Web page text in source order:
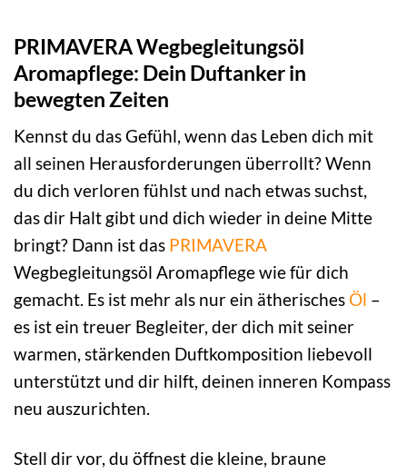
PRIMAVERA Wegbegleitungsöl
Aromapflege: Dein Duftanker in
bewegten Zeiten
Kennst du das Gefühl, wenn das Leben dich mit
all seinen Herausforderungen überrollt? Wenn
du dich verloren fühlst und nach etwas suchst,
das dir Halt gibt und dich wieder in deine Mitte
bringt? Dann ist das PRIMAVERA
Wegbegleitungsöl Aromapflege wie für dich
gemacht. Es ist mehr als nur ein ätherisches Öl –
es ist ein treuer Begleiter, der dich mit seiner
warmen, stärkenden Duftkomposition liebevoll
unterstützt und dir hilft, deinen inneren Kompass
neu auszurichten.
Stell dir vor, du öffnest die kleine, braune